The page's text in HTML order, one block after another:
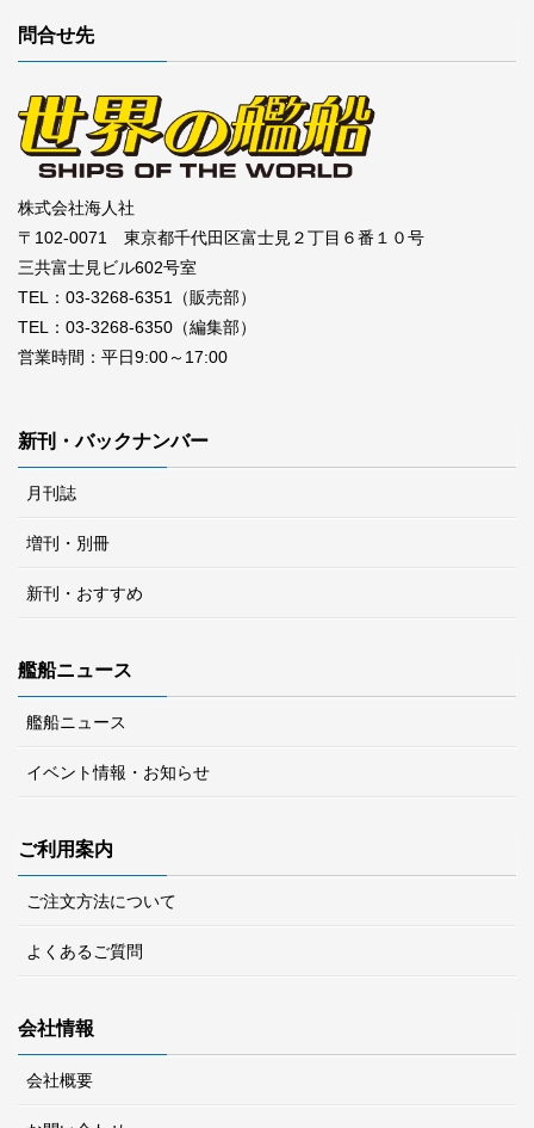
問合せ先
株式会社海人社
〒102-0071 東京都千代田区富士見２丁目６番１０号
三共富士見ビル602号室
TEL：03-3268-6351（販売部）
TEL：03-3268-6350（編集部）
営業時間：平日9:00～17:00
新刊・バックナンバー
月刊誌
増刊・別冊
新刊・おすすめ
艦船ニュース
艦船ニュース
イベント情報・お知らせ
ご利用案内
ご注文方法について
よくあるご質問
会社情報
会社概要